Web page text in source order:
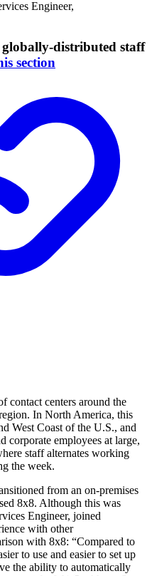
Engineer,
distributed staff
section
contact centers around the
In North America, this
West Coast of the U.S., and
corporate employees at large,
staff alternates working
the week.
from an on-premises
8x8. Although this was
Engineer, joined
with other
with 8x8: “Compared to
to use and easier to set up
the ability to automatically